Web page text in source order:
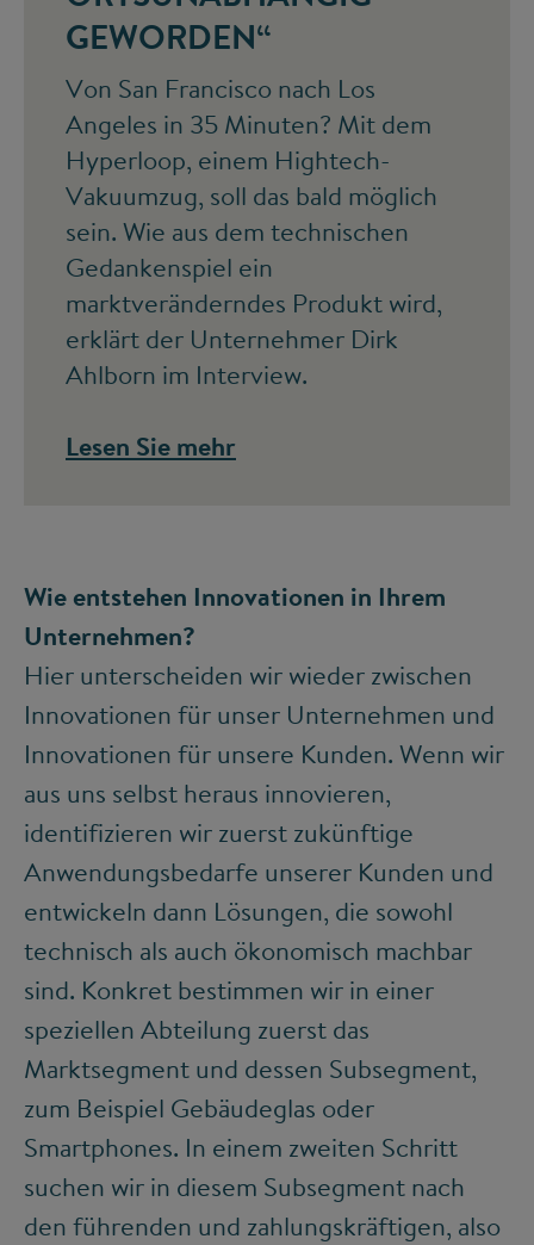
GEWORDEN“
Von San Francisco nach Los
Angeles in 35 Minuten? Mit dem
Hyperloop, einem Hightech-
Vakuumzug, soll das bald möglich
sein. Wie aus dem technischen
Gedankenspiel ein
marktveränderndes Produkt wird,
erklärt der Unternehmer Dirk
Ahlborn im Interview.
Lesen Sie mehr
Wie entstehen Innovationen in Ihrem
Unternehmen?
Hier unterscheiden wir wieder zwischen
Innovationen für unser Unternehmen und
Innovationen für unsere Kunden. Wenn wir
aus uns selbst heraus innovieren,
identifizieren wir zuerst zukünftige
Anwendungsbedarfe unserer Kunden und
entwickeln dann Lösungen, die sowohl
technisch als auch ökonomisch machbar
sind. Konkret bestimmen wir in einer
speziellen Abteilung zuerst das
Marktsegment und dessen Subsegment,
zum Beispiel Gebäudeglas oder
Smartphones. In einem zweiten Schritt
suchen wir in diesem Subsegment nach
den führenden und zahlungskräftigen, also